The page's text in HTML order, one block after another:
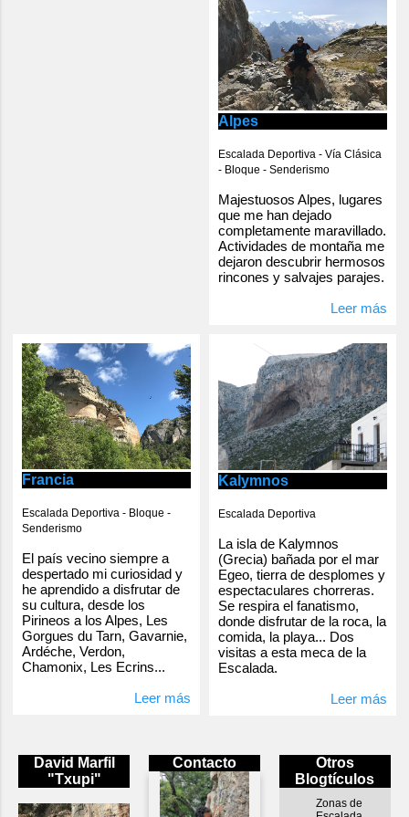
Alpes
Escalada Deportiva - Vía Clásica
- Bloque - Senderismo
Majestuosos Alpes, lugares
que me han dejado
completamente maravillado.
Actividades de montaña me
dejaron descubrir hermosos
rincones y salvajes parajes.
Leer más
Francia
Escalada Deportiva - Bloque -
Senderismo
El país vecino siempre a
despertado mi curiosidad y
he aprendido a disfrutar de
su cultura, desde los
Pirineos a los Alpes, Les
Gorgues du Tarn, Gavarnie,
Ardéche, Verdon,
Chamonix, Les Ecrins...
Leer más
Kalymnos
Escalada Deportiva
La isla de Kalymnos
(Grecia) bañada por el mar
Egeo, tierra de desplomes y
espectaculares chorreras.
Se respira el fanatismo,
donde disfrutar de la roca, la
comida, la playa... Dos
visitas a esta meca de la
Escalada.
Leer más
Otros
Blogtículos
Zonas de
David Marfil
"Txupi"
Contacto